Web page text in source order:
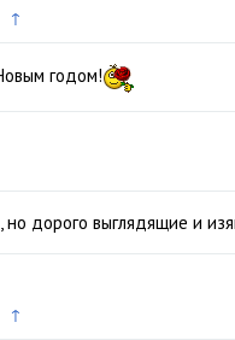
↑
годом!
дорого выглядящие и
↑